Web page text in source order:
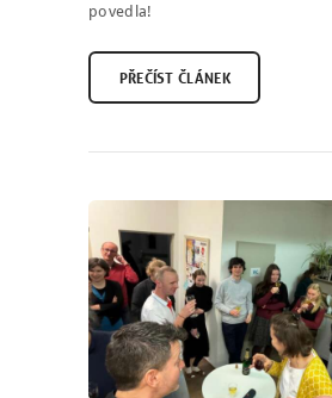
povedla!
PŘEČÍST ČLÁNEK